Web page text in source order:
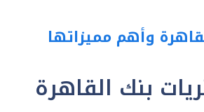
وأهم مميزاتها
بنك القاهرة